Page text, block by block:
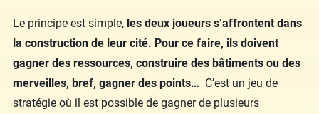
Le principe est simple, les deux joueurs s’affrontent dans
la construction de leur cité. Pour ce faire, ils doivent
gagner des ressources, construire des bâtiments ou des
merveilles, bref, gagner des points… C’est un jeu de
stratégie où il est possible de gagner de plusieurs